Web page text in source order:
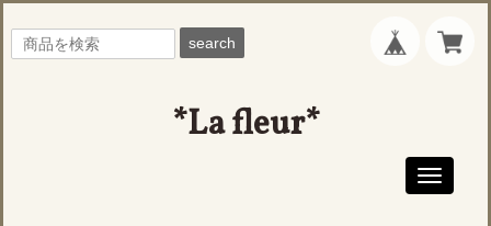
search
*La fleur*
Toggle